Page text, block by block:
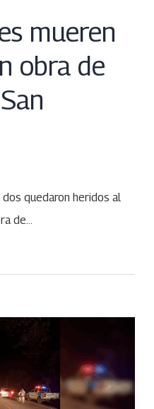
mueren
obra de
quedaron heridos al
de…